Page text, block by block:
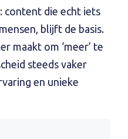
content die echt iets
blijft de basis.
maakt om ‘meer’ te
steeds vaker
en unieke